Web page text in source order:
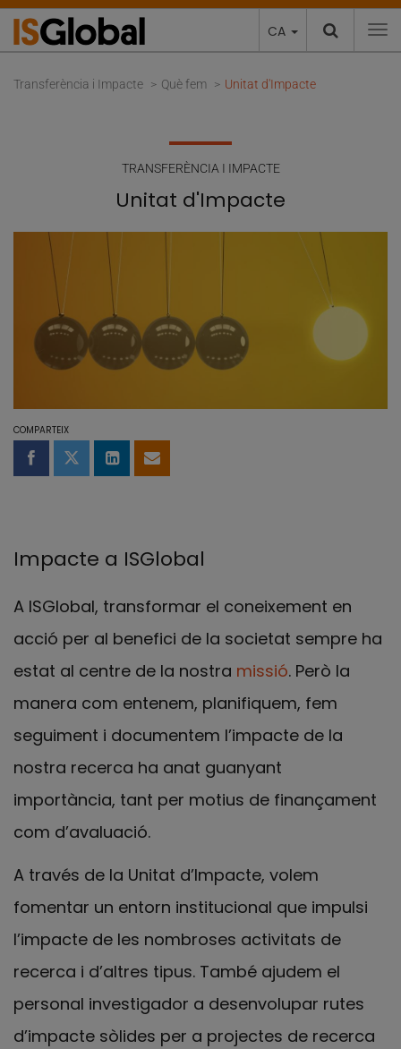
CA
Transferència i Impacte Què fem Unitat d'Impacte
TRANSFERÈNCIA I IMPACTE
Unitat d'Impacte
COMPARTEIX
Compartir a Facebook
Compartir a Twitter
Comparteix a LinkedIn
Comparteix per email
Impacte a ISGlobal
A ISGlobal, transformar el coneixement en
acció per al benefici de la societat sempre ha
estat al centre de la nostra missió. Però la
manera com entenem, planifiquem, fem
seguiment i documentem l’impacte de la
nostra recerca ha anat guanyant
importància, tant per motius de finançament
com d’avaluació.
A través de la Unitat d’Impacte, volem
fomentar un entorn institucional que impulsi
l’impacte de les nombroses activitats de
recerca i d’altres tipus. També ajudem el
personal investigador a desenvolupar rutes
d’impacte sòlides per a projectes de recerca